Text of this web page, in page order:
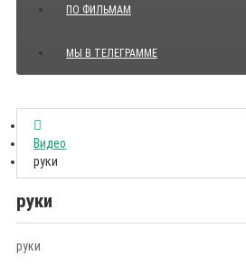
Показать все Цитаты с видео
ПО ФИЛЬМАМ
МЫ В ТЕЛЕГРАММЕ
Видео
руки
руки
руки